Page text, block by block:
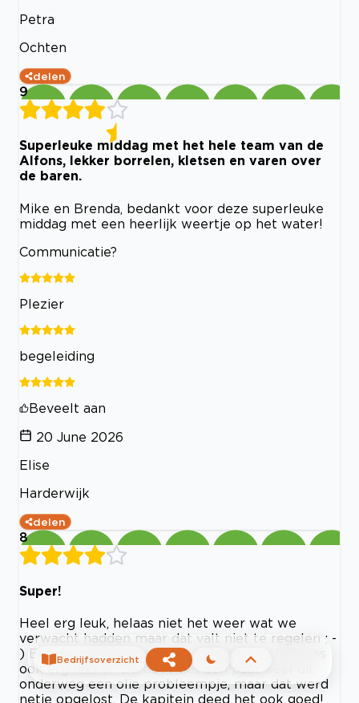
Petra
Ochten
delen
9
Superleuke middag met het hele team van de
Alfons, lekker borrelen, kletsen en varen over
de baren.
Mike en Brenda, bedankt voor deze superleuke
middag met een heerlijk weertje op het water!
Communicatie?
Plezier
begeleiding
Beveelt aan
20 June 2026
Elise
Harderwijk
delen
8
Super!
Heel erg leuk, helaas niet het weer wat we
verwacht hadden maar dat valt niet te regelen ; -
) Er was genoeg eten voor iedereen en het was
ook erg lekker. De boot viel een paar keer uit
onderweg een olie probleempje, maar dat werd
netje opgelost. De kapitein deed het ook goed!
Bedrijfsoverzicht